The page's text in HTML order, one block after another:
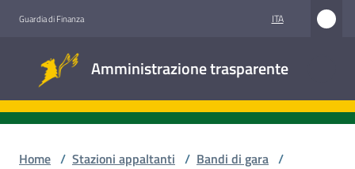
Guardia di Finanza ITA
Amministrazione trasparente
trasparente
Home / Stazioni appaltanti / Bandi di gara /